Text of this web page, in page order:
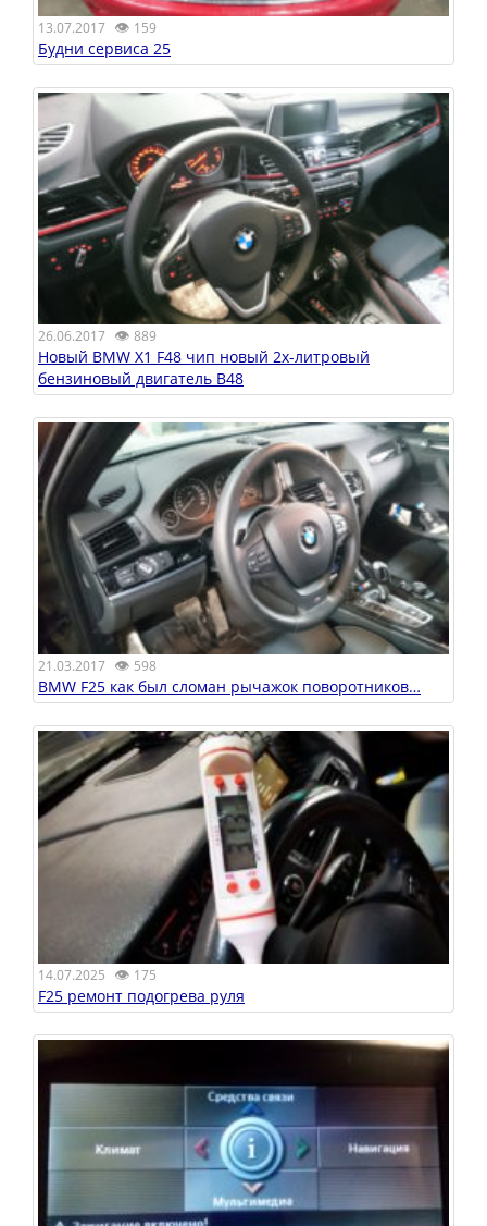
13.07.2017 👁 159
Будни сервиса 25
26.06.2017 👁 889
Новый BMW X1 F48 чип новый 2х-литровый
бензиновый двигатель B48
21.03.2017 👁 598
BMW F25 как был сломан рычажок поворотников…
14.07.2025 👁 175
F25 ремонт подогрева руля